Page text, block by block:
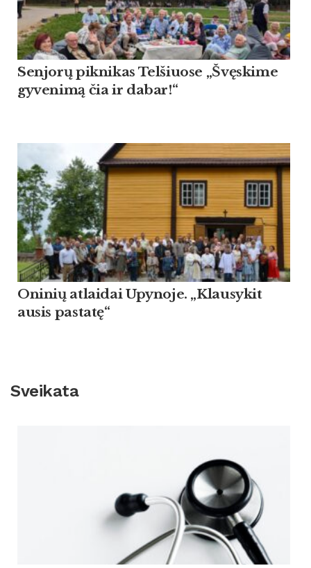
Sen­jorų pik­ni­kas Tel­šiuo­se „Švęski­me
gy­ve­nimą čia ir da­bar!“
Oninių atlaidai Upynoje. „Klausykit
ausis pastatę“
Sveikata